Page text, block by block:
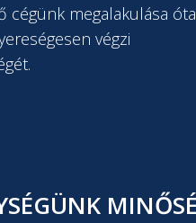
cégünk megalakulása óta
végzi